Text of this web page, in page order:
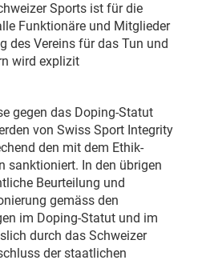
Sports ist für die
Funktionäre und Mitglieder
des Vereins für das Tun und
wird explizit
gegen das Doping-Statut
von Swiss Sport Integrity
den mit dem Ethik-
sanktioniert. In den übrigen
Beurteilung und
gemäss den
im Doping-Statut und im
durch das Schweizer
der staatlichen